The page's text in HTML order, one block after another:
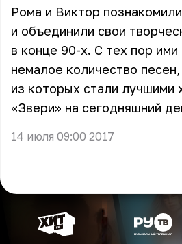
Рома и Виктор
и объединили свои
в конце 90-х. С тех пор
немалое количество
из которых стали лучшими
«Звери» на сегодняшний
14 июля 09:00 2017